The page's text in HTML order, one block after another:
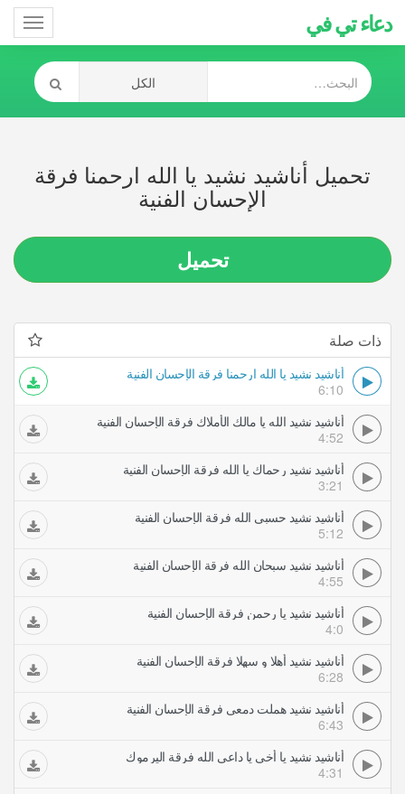
دعاء تي في
تحميل أناشيد نشيد يا الله ارحمنا فرقة
الإحسان الفنية
تحميل
ذات صلة
أناشيد نشيد يا الله ارحمنا فرقة الإحسان الفنية
6:10
أناشيد نشيد الله يا مالك الأملاك فرقة الإحسان الفنية
4:52
أناشيد نشيد رحماك يا الله فرقة الإحسان الفنية
3:21
أناشيد نشيد حسبي الله فرقة الإحسان الفنية
5:12
أناشيد نشيد سبحان الله فرقة الإحسان الفنية
4:55
أناشيد نشيد يا رحمن فرقة الإحسان الفنية
4:0
أناشيد نشيد أهلا و سهلا فرقة الإحسان الفنية
6:28
أناشيد نشيد هملت دمعي فرقة الإحسان الفنية
6:43
أناشيد نشيد يا أخي يا داعي الله فرقة اليرموك
4:31